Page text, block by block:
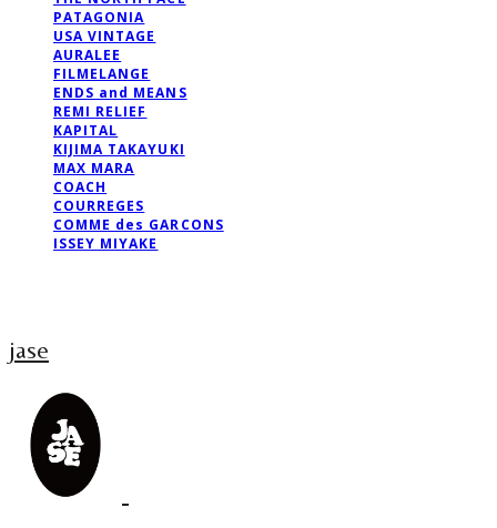
PATAGONIA
USA VINTAGE
AURALEE
FILMELANGE
ENDS and MEANS
REMI RELIEF
KAPITAL
KIJIMA TAKAYUKI
MAX MARA
COACH
COURREGES
COMME des GARCONS
ISSEY MIYAKE
jase